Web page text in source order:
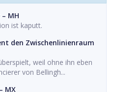
MH
ist kaputt.
den Zwischenlinienraum
weil ohne ihn eben
von Bellingh...
MX